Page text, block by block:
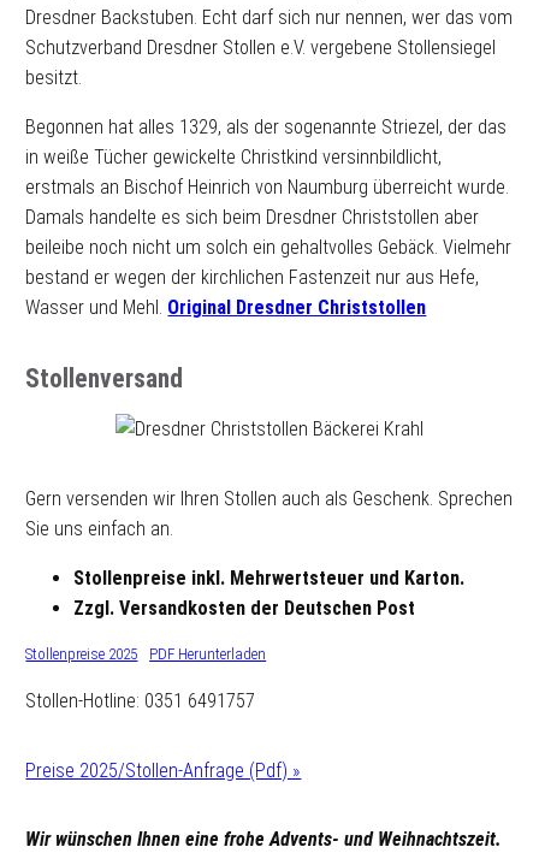
Dresdner Backstuben. Echt darf sich nur nennen, wer das vom
Schutzverband Dresdner Stollen e.V. vergebene Stollensiegel
besitzt.
Begonnen hat alles 1329, als der sogenannte Striezel, der das
in weiße Tücher gewickelte Christkind versinnbildlicht,
erstmals an Bischof Heinrich von Naumburg überreicht wurde.
Damals handelte es sich beim Dresdner Christstollen aber
beileibe noch nicht um solch ein gehaltvolles Gebäck. Vielmehr
bestand er wegen der kirchlichen Fastenzeit nur aus Hefe,
Wasser und Mehl. Original Dresdner Christstollen
Stollenversand
Gern versenden wir Ihren Stollen auch als Geschenk. Sprechen
Sie uns einfach an.
Stollenpreise inkl. Mehrwertsteuer und Karton.
Zzgl. Versandkosten der Deutschen Post
Stollenpreise 2025 PDF Herunterladen
Stollen-Hotline: 0351 6491757
Preise 2025/Stollen-Anfrage (Pdf) »
Wir wünschen Ihnen eine frohe Advents- und Weihnachtszeit.